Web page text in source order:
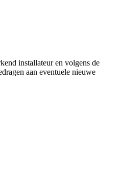
installateur en volgens de
aan eventuele nieuwe